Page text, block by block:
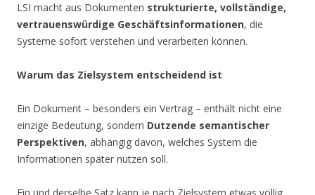
LSI macht aus Dokumenten strukturierte, vollständige,
vertrauenswürdige Geschäftsinformationen, die
Systeme sofort verstehen und verarbeiten können.
Warum das Zielsystem entscheidend ist
Ein Dokument – besonders ein Vertrag – enthält nicht eine
einzige Bedeutung, sondern Dutzende semantischer
Perspektiven, abhängig davon, welches System die
Informationen später nutzen soll.